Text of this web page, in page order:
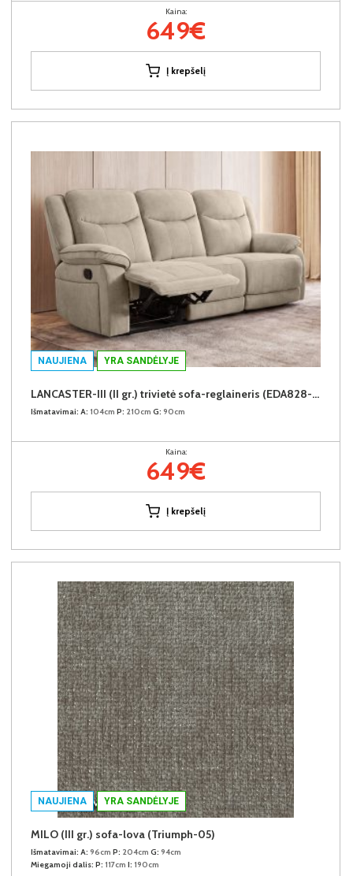
Kaina:
649€
Į krepšelį
NAUJIENA YRA SANDĖLYJE
LANCASTER-III (II gr.) trivietė sofa-reglaineris (EDA828-02 Šviesiai rudas)
Išmatavimai: A: 104cm P: 210cm G: 90cm
Kaina:
649€
Į krepšelį
NAUJIENA YRA SANDĖLYJE
MILO (III gr.) sofa-lova (Triumph-05)
Išmatavimai: A: 96cm P: 204cm G: 94cm
Miegamoji dalis: P: 117cm I: 190cm